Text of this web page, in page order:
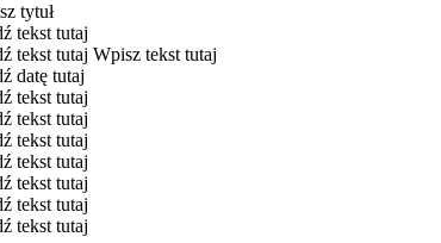
tytuł
tekst tutaj
tekst tutaj Wpisz tekst tutaj
datę tutaj
tekst tutaj
tekst tutaj
tekst tutaj
tekst tutaj
tekst tutaj
tekst tutaj
tekst tutaj